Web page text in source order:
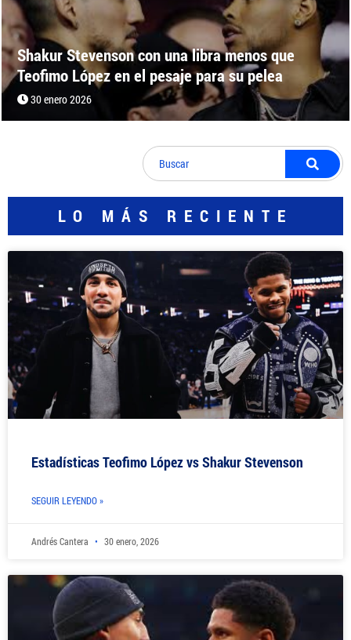
Shakur Stevenson con una libra menos que
Teofimo López en el pesaje para su pelea
30 enero 2026
LO MÁS RECIENTE
Estadísticas Teofimo López vs Shakur Stevenson
SEGUIR LEYENDO »
Andrés Cantera 30 enero, 2026